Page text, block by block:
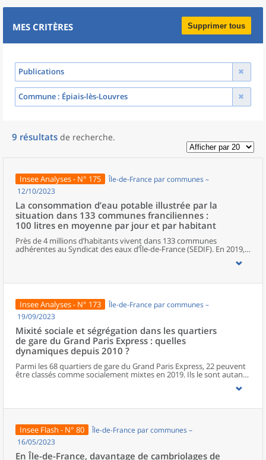
MES CRITÈRES Supprimer tous
Publications
Commune : Épiais-lès-Louvres
9 résultats de recherche.
Insee Analyses - N° 175
Île-de-France par communes –
12/10/2023
La consommation d’eau potable illustrée par la
situation dans 133 communes franciliennes :
100 litres en moyenne par jour et par habitant
Près de 4 millions d’habitants vivent dans 133 communes
adhérentes au Syndicat des eaux d’Île-de-France (SEDIF). En 2019,
ils consomment près de 100 litres d’eau potable par jour et par
habitant. Cette consommation est hétérogène au sein du territoire
relativement aisés, la consommation d’eau est plus élevée
(120 litres par jour et par habitant), elle est en revanche inférieure
dans ceux où les habitants sont plus modestes (88 litres).
Insee Analyses - N° 173
Île-de-France par communes –
19/09/2023
Mixité sociale et ségrégation dans les quartiers
de gare du Grand Paris Express : quelles
dynamiques depuis 2010 ?
Parmi les 68 quartiers de gare du Grand Paris Express, 22 peuvent
être classés comme socialement mixtes en 2019. Ils le sont autant,
niveaux similaires de revenus, pour la plupart modestes, à
majoritairement des ménages aux revenus élevés. Enfin, 25
quartiers sont dans une situation intermédiaire, ni parmi les plus
ségrégués, ni parmi les plus mixtes. Par ailleurs, 10 quartiers, très
peu peuplés, n’ont pas été analysés. Entre 2010 et 2019, les
évolutions de la mixité dans les quartiers de gare sont diverses. La
Insee Flash - N° 80
Île-de-France par communes –
16/05/2023
En Île-de-France, davantage de cambriolages de